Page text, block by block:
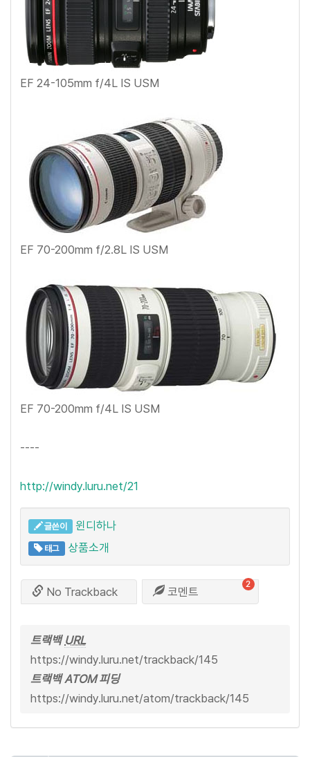
EF 24-105mm f/4L IS USM
EF 70-200mm f/2.8L IS USM
EF 70-200mm f/4L IS USM
----
http://windy.luru.net/21
글쓴이 윈디하나
태그 상품소개
No Trackback 코멘트
2
트랙백 URL
https://windy.luru.net/trackback/145
트랙백 ATOM 피딩
https://windy.luru.net/atom/trackback/145